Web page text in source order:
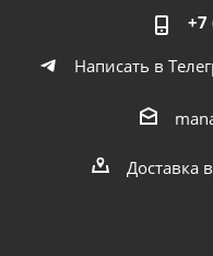
+7
Написать в
Доставка